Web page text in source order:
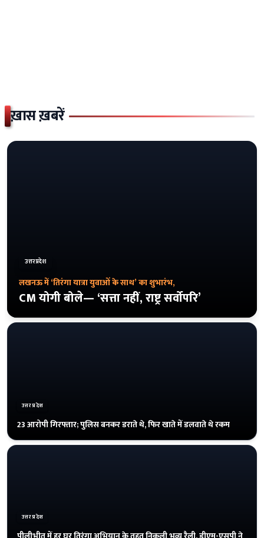
ख़ास ख़बरें
उत्तरप्रदेश
लखनऊ में ‘तिरंगा यात्रा युवाओं के साथ’ का शुभारंभ,
CM योगी बोले— ‘सत्ता नहीं, राष्ट्र सर्वोपरि’
उत्तरप्रदेश
23 आरोपी गिरफ्तार; पुलिस बनकर डराते थे, फिर खाते में डलवाते थे रकम
उत्तरप्रदेश